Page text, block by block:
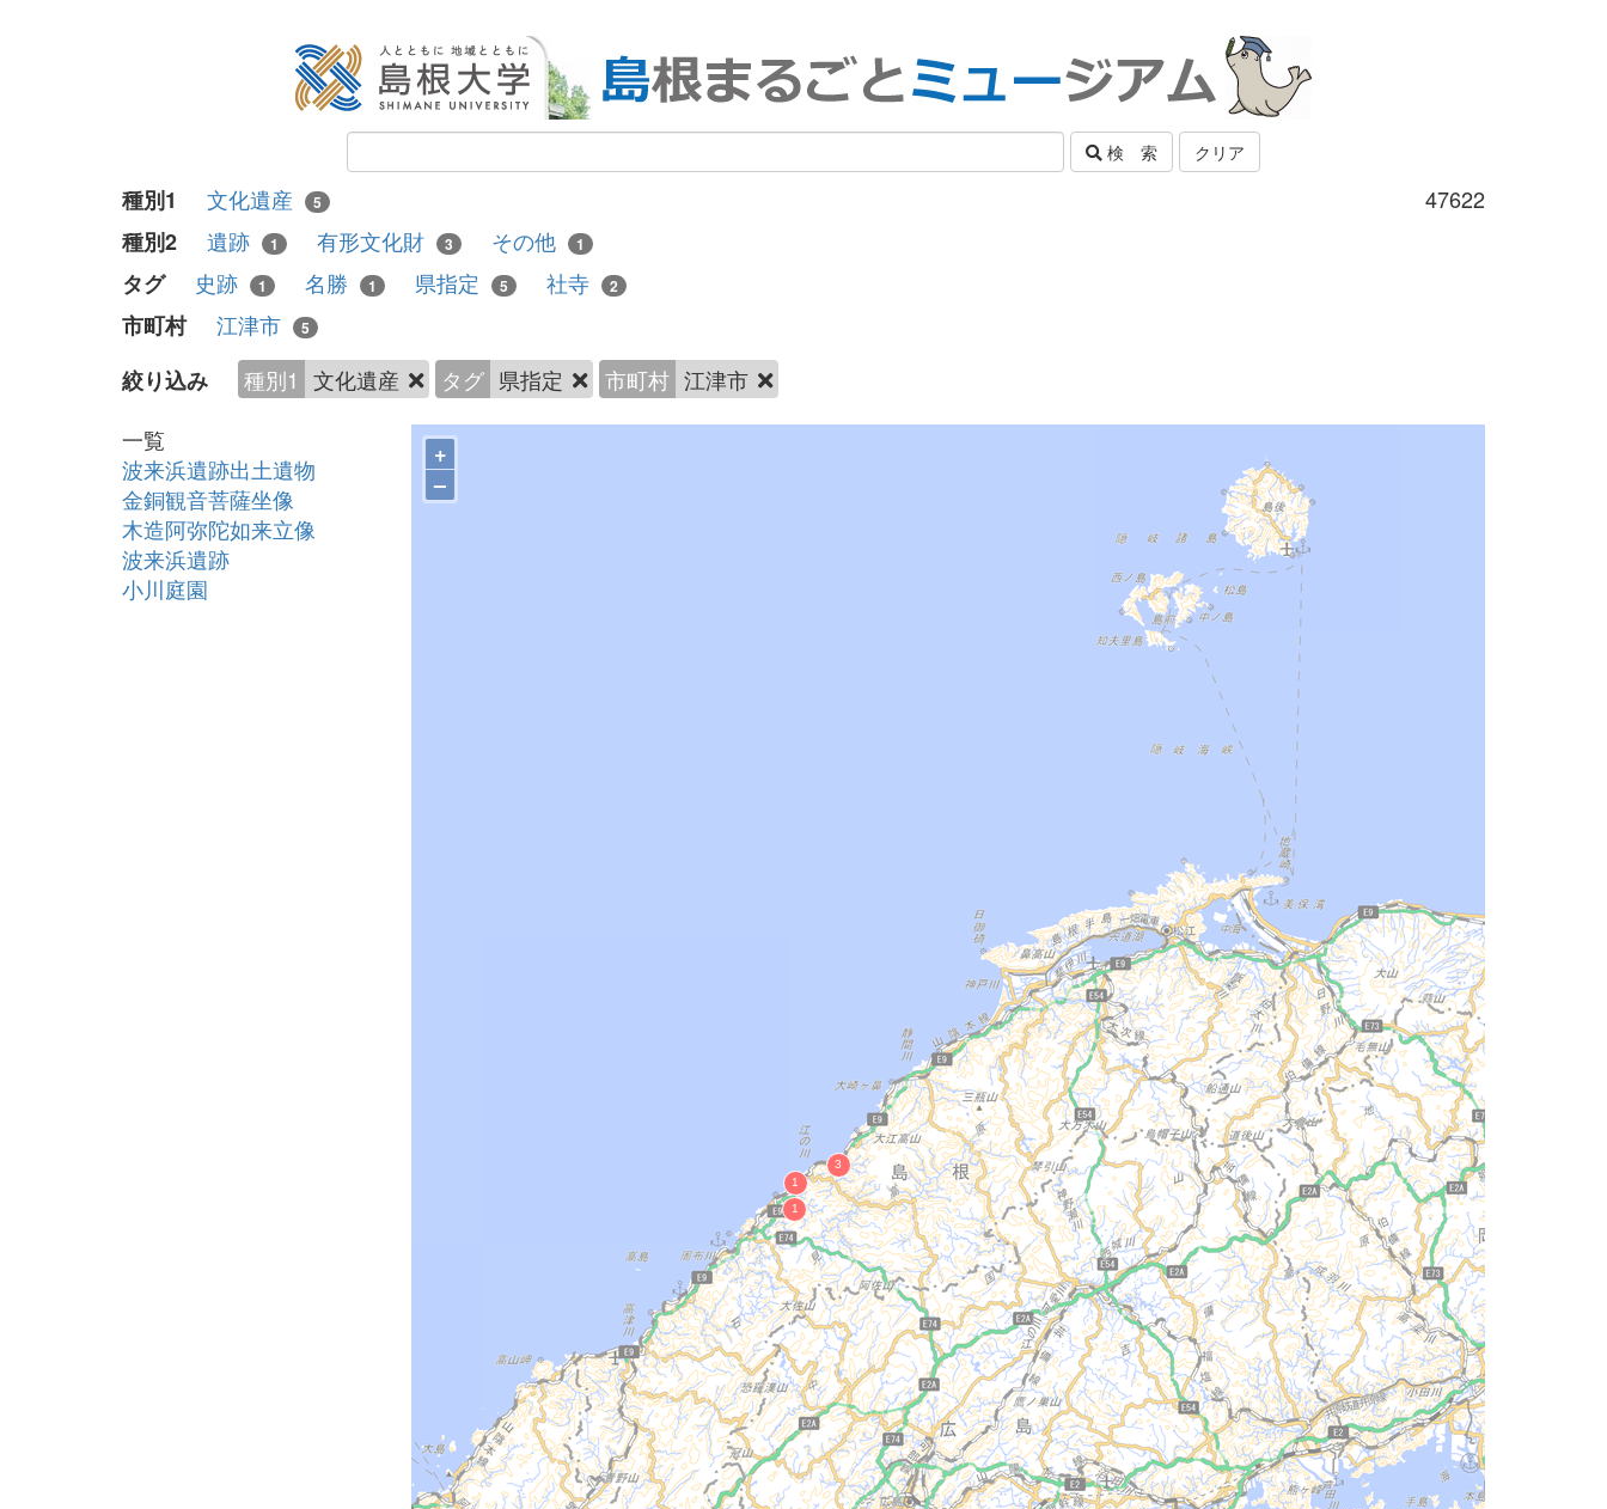
検 索 クリア
47622
種別1 文化遺産 5
種別2 遺跡 1 有形文化財 3 その他 1
タグ 史跡 1 名勝 1 県指定 5 社寺 2
市町村 江津市 5
絞り込み 種別1 文化遺産 タグ 県指定 市町村 江津市
一覧
波来浜遺跡出土遺物
金銅観音菩薩坐像
木造阿弥陀如来立像
波来浜遺跡
小川庭園
+
–